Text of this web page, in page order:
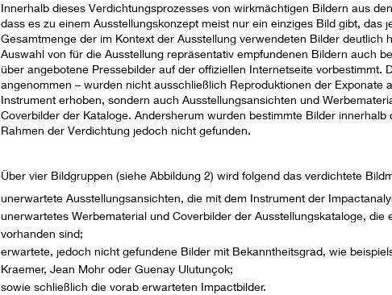
Innerhalb dieses Verdichtungsprozesses von wirkmächtigen Bildern aus
dass es zu einem Ausstellungskonzept meist nur ein einziges Bild gibt, das
Gesamtmenge der im Kontext der Ausstellung verwendeten Bilder deutlich
Auswahl von für die Ausstellung repräsentativ empfundenen Bildern auch
über angebotene Pressebilder auf der offiziellen Internetseite vorbestimmt.
angenommen – wurden nicht ausschließlich Reproduktionen der Exponate
Instrument erhoben, sondern auch Ausstellungsansichten und
Coverbilder der Kataloge. Andersherum wurden bestimmte Bilder
Rahmen der Verdichtung jedoch nicht gefunden.
Über vier Bildgruppen (siehe Abbildung 2) wird folgend das verdichtete
unerwartete Ausstellungsansichten, die mit dem Instrument der
unerwartetes Werbematerial und Coverbilder der Ausstellungskataloge, die
vorhanden sind;
erwartete, jedoch nicht gefundene Bilder mit Bekanntheitsgrad, wie
Kraemer, Jean Mohr oder Guenay Ulutunçok;
sowie schließlich die vorab erwarteten Impactbilder.